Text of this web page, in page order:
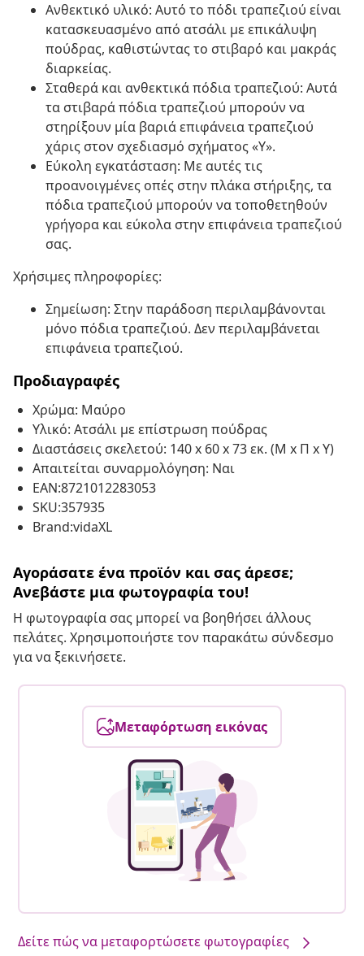
Ανθεκτικό υλικό: Αυτό το πόδι τραπεζιού είναι
κατασκευασμένο από ατσάλι με επικάλυψη
πούδρας, καθιστώντας το στιβαρό και μακράς
διαρκείας.
Σταθερά και ανθεκτικά πόδια τραπεζιού: Αυτά
τα στιβαρά πόδια τραπεζιού μπορούν να
στηρίξουν μία βαριά επιφάνεια τραπεζιού
χάρις στον σχεδιασμό σχήματος «Υ».
Εύκολη εγκατάσταση: Με αυτές τις
προανοιγμένες οπές στην πλάκα στήριξης, τα
πόδια τραπεζιού μπορούν να τοποθετηθούν
γρήγορα και εύκολα στην επιφάνεια τραπεζιού
σας.
Χρήσιμες πληροφορίες:
Σημείωση: Στην παράδοση περιλαμβάνονται
μόνο πόδια τραπεζιού. Δεν περιλαμβάνεται
επιφάνεια τραπεζιού.
Προδιαγραφές
Χρώμα: Μαύρο
Υλικό: Ατσάλι με επίστρωση πούδρας
Διαστάσεις σκελετού: 140 x 60 x 73 εκ. (Μ x Π x Υ)
Απαιτείται συναρμολόγηση: Ναι
EAN:8721012283053
SKU:357935
Brand:vidaXL
Αγοράσατε ένα προϊόν και σας άρεσε;
Ανεβάστε μια φωτογραφία του!
Η φωτογραφία σας μπορεί να βοηθήσει άλλους
πελάτες. Χρησιμοποιήστε τον παρακάτω σύνδεσμο
για να ξεκινήσετε.
Μεταφόρτωση εικόνας
Δείτε πώς να μεταφορτώσετε φωτογραφίες